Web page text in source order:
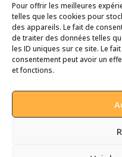
Pour offrir les meilleures
telles que les cookies pour
des appareils. Le fait de
de traiter des données telles
les ID uniques sur ce site. Le
consentement peut avoir un
et fonctions.
Bière artisanale et
révolutionne le
Comprendre l’IBU et
bière ?
Bière et température
chaque type de bière ?